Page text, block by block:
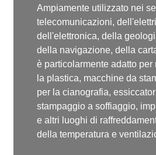
Ampiamente utilizzato nei
telecomunicazioni,
dell'elettronica, della
della navigazione, della
è particolarmente adatto per
la plastica, macchine da
per la cianografia,
stampaggio a soffiaggio,
e altri luoghi di
della temperatura e